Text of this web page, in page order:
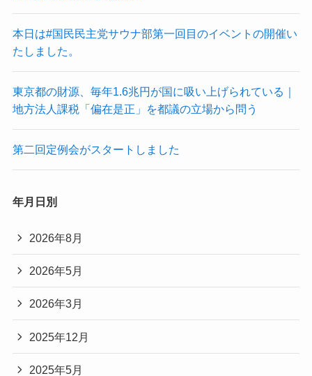
本日は#国民民主党サウナ部第一回目のイベントの開催い
たしました。
東京都の財源、毎年1.6兆円が国に吸い上げられている｜
地方法人課税「偏在是正」を都議の立場から問う
第二回定例会がスタートしました
年月日別
2026年8月
2026年5月
2026年3月
2025年12月
2025年5月